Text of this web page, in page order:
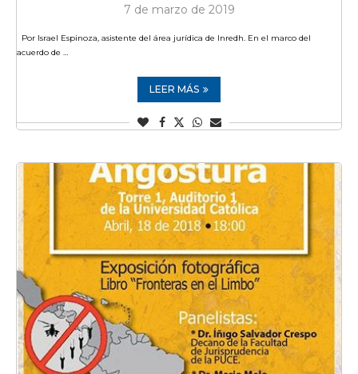
7 de marzo de 2019
Por Israel Espinoza, asistente del área jurídica de Inredh. En el marco del
acuerdo de …
LEER MÁS